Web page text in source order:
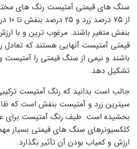
سنگ های قیمتی آمتیست رنگ های
بنفش متغیر باشند. مرغوب ترین و با
قیمتی آمتیست آنهایی هستند که تعادل
باشند و نیمی از سنگ قیمتی را آمتیست
تشکیل دهد.
جالب است بدانید که رنگ آمتیست
سیترین زرد و آمتیست بنفش است که
بخشیده است. طیف رنگ آمتیست برای
کلکسیونرهای سنگ های قیمتی بسیار
ارزش و کمیاب بودن آن تأثیر بگذارد.